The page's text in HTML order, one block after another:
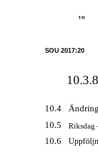
10
SOU 2017:20
10.3.8
10.4
10.5
Riksdag
10.6